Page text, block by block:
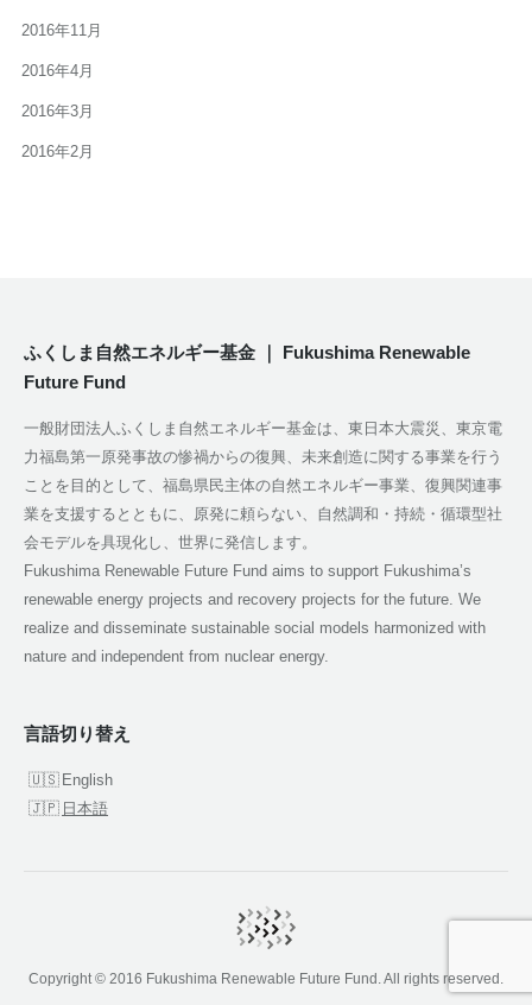
2016年11月
2016年4月
2016年3月
2016年2月
ふくしま自然エネルギー基金 ｜ Fukushima Renewable
Future Fund
一般財団法人ふくしま自然エネルギー基金は、東日本大震災、東京電
力福島第一原発事故の惨禍からの復興、未来創造に関する事業を行う
ことを目的として、福島県民主体の自然エネルギー事業、復興関連事
業を支援するとともに、原発に頼らない、自然調和・持続・循環型社
会モデルを具現化し、世界に発信します。
Fukushima Renewable Future Fund aims to support Fukushima’s
renewable energy projects and recovery projects for the future. We
realize and disseminate sustainable social models harmonized with
nature and independent from nuclear energy.
言語切り替え
English
日本語
Copyright © 2016 Fukushima Renewable Future Fund. All rights reserved.